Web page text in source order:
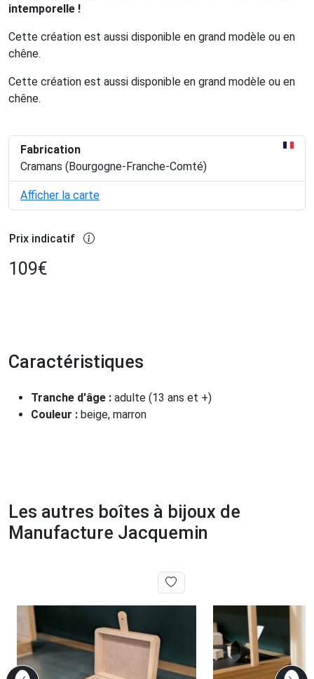
intemporelle !
Cette création est aussi disponible en grand modèle ou en
chêne.
Cette création est aussi disponible en grand modèle ou en
chêne.
Fabrication
Cramans (Bourgogne-Franche-Comté)
Afficher la carte
Prix indicatif
109€
Caractéristiques
Tranche d'âge : adulte (13 ans et +)
Couleur : beige, marron
Les autres boîtes à bijoux de
Manufacture Jacquemin